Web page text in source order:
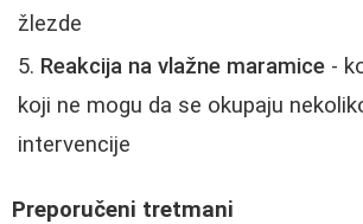
žlezde
Reakcija na vlažne maramice -
koji ne mogu da se okupaju
intervencije
Preporučeni tretmani